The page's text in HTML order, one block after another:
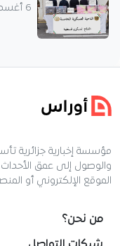
6 أغسطس 2026
والوصول إلى عمق الأحداث
الموقع الإلكتروني أو
من نحن؟